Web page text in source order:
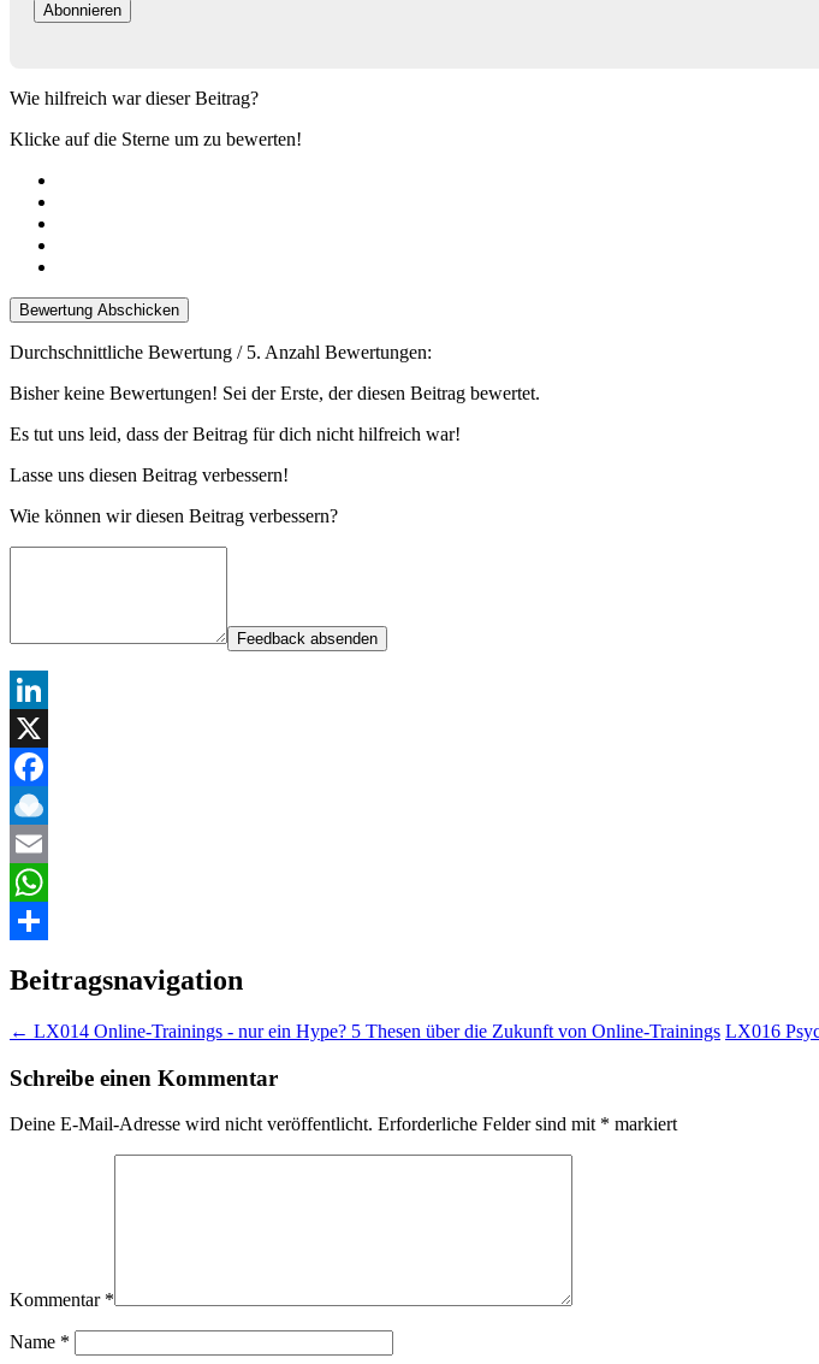
Wie hilfreich war dieser Beitrag?
Klicke auf die Sterne um zu bewerten!
Bewertung Abschicken
Durchschnittliche Bewertung / 5. Anzahl Bewertungen:
Bisher keine Bewertungen! Sei der Erste, der diesen Beitrag bewertet.
Es tut uns leid, dass der Beitrag für dich nicht hilfreich war!
Lasse uns diesen Beitrag verbessern!
Wie können wir diesen Beitrag verbessern?
Feedback absenden
LinkedIn
X
Facebook
Raindrop.io
Email
WhatsApp
Beitragsnavigation
← LX014 Online-Trainings - nur ein Hype? 5 Thesen über die Zukunft von Online-Trainings LX016
Schreibe einen Kommentar
Deine E-Mail-Adresse wird nicht veröffentlicht. Erforderliche Felder sind mit * markiert
Kommentar *
Name *